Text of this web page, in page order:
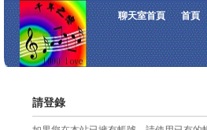
聊天室首頁 首頁
請登錄